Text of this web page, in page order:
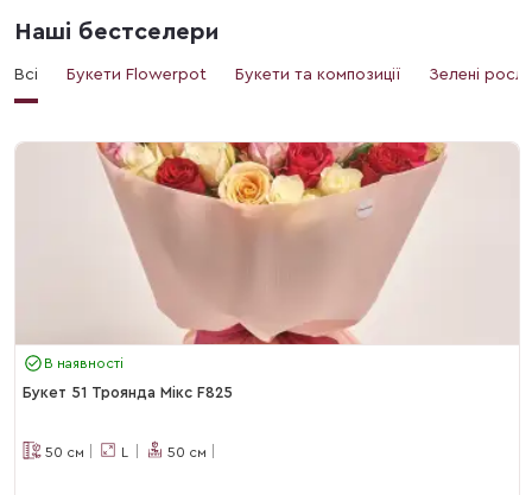
Наші бестселери
Всі Букети Flowerpot Букети та композиції Зелені
В наявності
Букет 51 Троянда Мікс F825
50 см L 50 см